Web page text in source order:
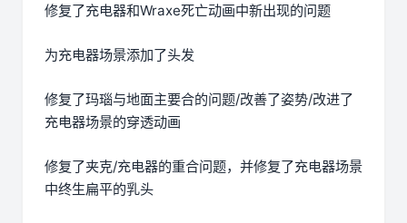
修复了充电器和Wraxe死亡动画中新出现的问题
为充电器场景添加了头发
修复了玛瑙与地面主要合的问题/改善了姿势/改进了
充电器场景的穿透动画
修复了夹克/充电器的重合问题，并修复了充电器场景
中终生扁平的乳头